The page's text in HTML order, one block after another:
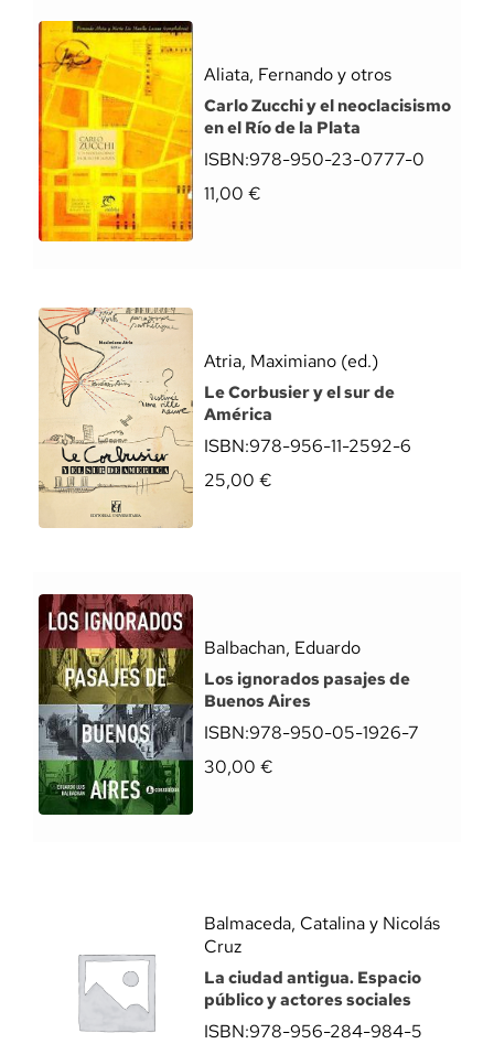
Aliata, Fernando y otros
Carlo Zucchi y el neoclacisismo
en el Río de la Plata
ISBN:978-950-23-0777-0
11,00 €
Atria, Maximiano (ed.)
Le Corbusier y el sur de
América
ISBN:978-956-11-2592-6
25,00 €
Balbachan, Eduardo
Los ignorados pasajes de
Buenos Aires
ISBN:978-950-05-1926-7
30,00 €
Balmaceda, Catalina y Nicolás
Cruz
La ciudad antigua. Espacio
público y actores sociales
ISBN:978-956-284-984-5